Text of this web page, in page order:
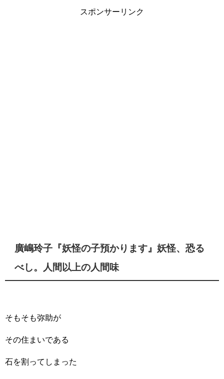
スポンサーリンク
廣嶋玲子『妖怪の子預かります』妖怪、恐る
べし。人間以上の人間味
そもそも弥助が
その住まいである
石を割ってしまった